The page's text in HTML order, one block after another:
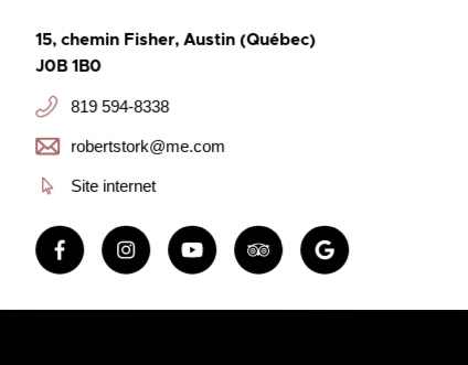
15, chemin Fisher, Austin (Québec)
J0B 1B0
819 594-8338
robertstork@me.com
Site internet